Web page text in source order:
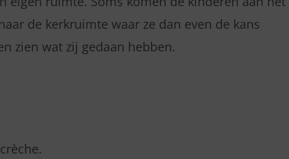
de kerkruimte waar ze dan even de kans
zien wat zij gedaan hebben.